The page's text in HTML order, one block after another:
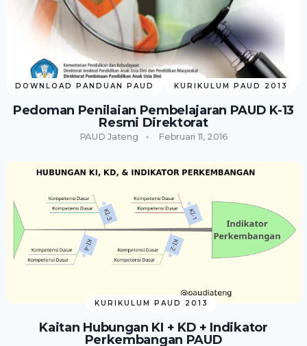
DOWNLOAD PANDUAN PAUD KURIKULUM PAUD 2013
Pedoman Penilaian Pembelajaran PAUD K-13
Resmi Direktorat
PAUD Jateng Februari 11, 2016
KURIKULUM PAUD 2013
Kaitan Hubungan KI + KD + Indikator
Perkembangan PAUD